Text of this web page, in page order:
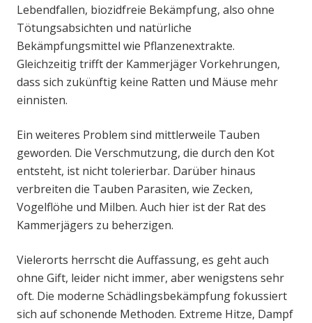
Lebendfallen, biozidfreie Bekämpfung, also ohne
Tötungsabsichten und natürliche
Bekämpfungsmittel wie Pflanzenextrakte.
Gleichzeitig trifft der Kammerjäger Vorkehrungen,
dass sich zukünftig keine Ratten und Mäuse mehr
einnisten.
Ein weiteres Problem sind mittlerweile Tauben
geworden. Die Verschmutzung, die durch den Kot
entsteht, ist nicht tolerierbar. Darüber hinaus
verbreiten die Tauben Parasiten, wie Zecken,
Vogelflöhe und Milben. Auch hier ist der Rat des
Kammerjägers zu beherzigen.
Vielerorts herrscht die Auffassung, es geht auch
ohne Gift, leider nicht immer, aber wenigstens sehr
oft. Die moderne Schädlingsbekämpfung fokussiert
sich auf schonende Methoden. Extreme Hitze, Dampf